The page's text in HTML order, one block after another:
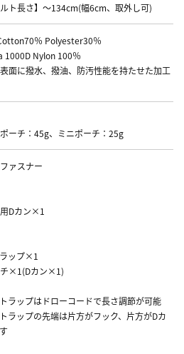
ルト長さ】～134cm(幅6cm、取外し可)
％ Polyester30％
1000D Nylon 100％
面に撥水、撥油、防汚性能を持たせた加工
ポーチ：45g、ミニポーチ：25g
ァスナー
Dカン×1
ップ×1
チ×1(Dカン×1)
ラップはドローコードで長さ調節が可能
ラップの先端は片方がフック、片方がDカ